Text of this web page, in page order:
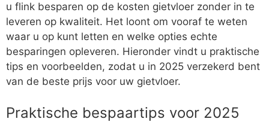
u flink besparen op de kosten gietvloer zonder in te
leveren op kwaliteit. Het loont om vooraf te weten
waar u op kunt letten en welke opties echte
besparingen opleveren. Hieronder vindt u praktische
tips en voorbeelden, zodat u in 2025 verzekerd bent
van de beste prijs voor uw gietvloer.
Praktische bespaartips voor 2025